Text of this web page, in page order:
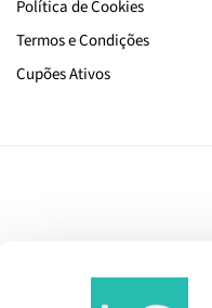
Política de Cookies
Termos e Condições
Cupões Ativos